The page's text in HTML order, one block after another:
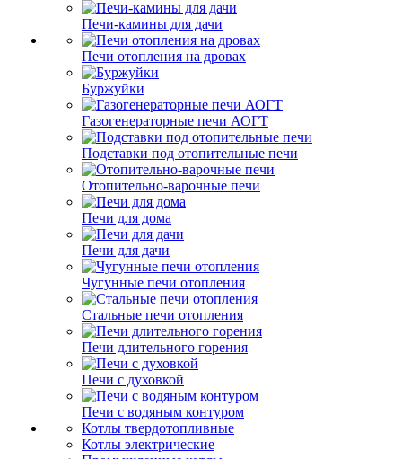
Печи-камины для дачи
Печи отопления на дровах
Буржуйки
Газогенераторные печи АОГТ
Подставки под отопительные печи
Отопительно-варочные печи
Печи для дома
Печи для дачи
Чугунные печи отопления
Стальные печи отопления
Печи длительного горения
Печи с духовкой
Печи с водяным контуром
Котлы твердотопливные
Котлы электрические